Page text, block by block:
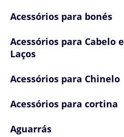
Acessórios para bonés
Acessórios para Cabelo e
Laços
Acessórios para Chinelo
Acessórios para cortina
Aguarrás